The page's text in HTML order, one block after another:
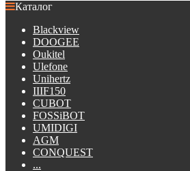
Каталог
Blackview
DOOGEE
Oukitel
Ulefone
Unihertz
IIIF150
CUBOT
FOSSiBOT
UMIDIGI
AGM
CONQUEST
...